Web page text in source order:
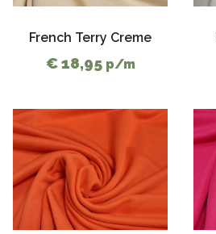
French Terry Creme
€ 18,95 p/m